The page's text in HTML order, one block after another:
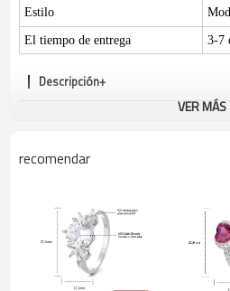
Estilo
El tiempo de entrega 3-7
Descripción+
VER MÁS
recomendar